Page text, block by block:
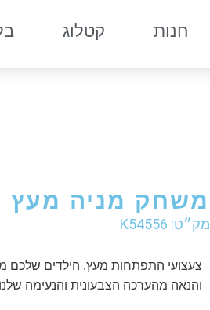
חנות קטלוג
משחק מניה מעץ
מק״ט: K54556
צעצועי התפתחות מעץ. הילדים שלכם
והנאה מהערכה הצבעונית והנעימה